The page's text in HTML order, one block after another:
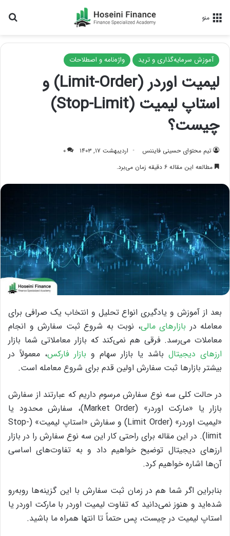
منو
آموزش سرمایه‌گذاری و ترید واژه‌نامه و اصطلاحات
لیمیت اوردر (Limit-Order) و
استاپ لیمیت (Stop-Limit)
چیست؟
تیم محتوای حسینی‌ فایننس اردیبهشت ۱۷, ۱۴۰۳
۰
مطالعه این مقاله ۶ دقیقه زمان می‌برد.
بعد از آموزش و یادگیری انواع تحلیل و انتخاب یک صرافی برای
معامله در بازارهای مالی، نوبت به شروع ثبت سفارش و انجام
معاملات می‌رسد. فرقی هم نمی‌کند که بازار معاملاتی شما بازار
ارزهای دیجیتال باشد یا بازار سهام و بازار فارکس، معمولاً در
بیشتر بازارها ثبت سفارش اولین قدم برای شروع معامله است.
در حالت کلی سه نوع سفارش مرسوم داریم که عبارتند از سفارش
بازار یا «مارکت اوردر» (Market Order)، سفارش محدود یا
«لیمیت اوردر» (Limit Order) و سفارش «استاپ لیمیت» (Stop-
limit). در این مقاله برای راحتی کار این سه نوع سفارش را در بازار
ارزهای دیجیتال توضیح خواهیم داد و به تفاوت‌های اساسی
آن‌ها اشاره خواهیم کرد.
بنابراین اگر شما هم در زمان ثبت سفارش با این گزینه‌ها روبه‌رو
شده‌اید و هنوز نمی‌دانید که تفاوت لیمیت اوردر با مارکت اوردر یا
استاپ لیمیت در چیست، پس حتماً تا انتها همراه ما باشید.